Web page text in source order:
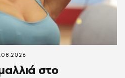
στο